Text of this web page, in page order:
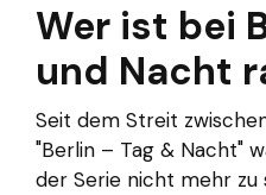
Wer ist bei
und Nacht
Seit dem Streit
"Berlin – Tag & Nacht"
der Serie nicht mehr zu